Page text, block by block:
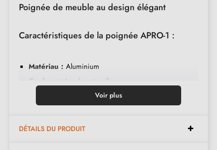
Poignée de meuble au design élégant
Caractéristiques de la poignée APRO-1 :
Matériau : Aluminium
Couleur :
Anode naturelle
Nettoyer avec un chiffon doux
Voir plus
DÉTAILS DU PRODUIT